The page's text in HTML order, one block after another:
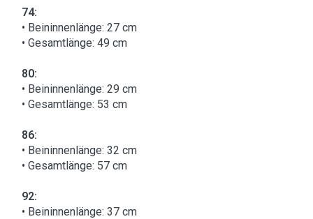
74:
• Beininnenlänge: 27 cm
• Gesamtlänge: 49 cm
80:
• Beininnenlänge: 29 cm
• Gesamtlänge: 53 cm
86:
• Beininnenlänge: 32 cm
• Gesamtlänge: 57 cm
92:
• Beininnenlänge: 37 cm